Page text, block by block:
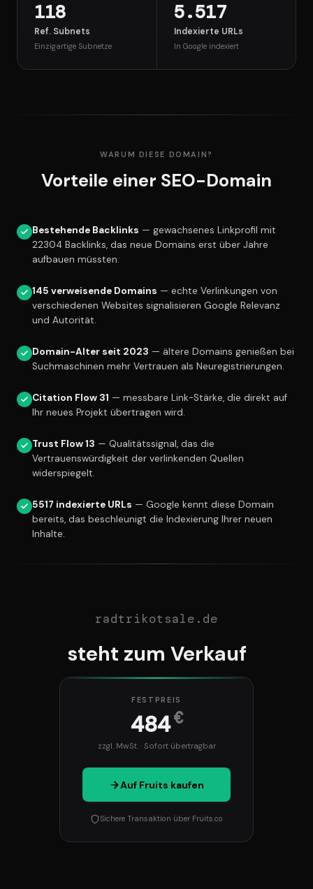
118
Ref. Subnets
Einzigartige Subnetze
5.517
Indexierte URLs
In Google indexiert
WARUM DIESE DOMAIN?
Vorteile einer SEO-Domain
Bestehende Backlinks — gewachsenes Linkprofil mit
22304 Backlinks, das neue Domains erst über Jahre
aufbauen müssten.
145 verweisende Domains — echte Verlinkungen von
verschiedenen Websites signalisieren Google Relevanz
und Autorität.
Domain-Alter seit 2023 — ältere Domains genießen bei
Suchmaschinen mehr Vertrauen als Neuregistrierungen.
Citation Flow 31 — messbare Link-Stärke, die direkt auf
Ihr neues Projekt übertragen wird.
Trust Flow 13 — Qualitätssignal, das die
Vertrauenswürdigkeit der verlinkenden Quellen
widerspiegelt.
5517 indexierte URLs — Google kennt diese Domain
bereits, das beschleunigt die Indexierung Ihrer neuen
Inhalte.
radtrikotsale.de
steht zum Verkauf
FESTPREIS
484€
zzgl. MwSt. · Sofort übertragbar
Auf Fruits kaufen
Sichere Transaktion über Fruits.co